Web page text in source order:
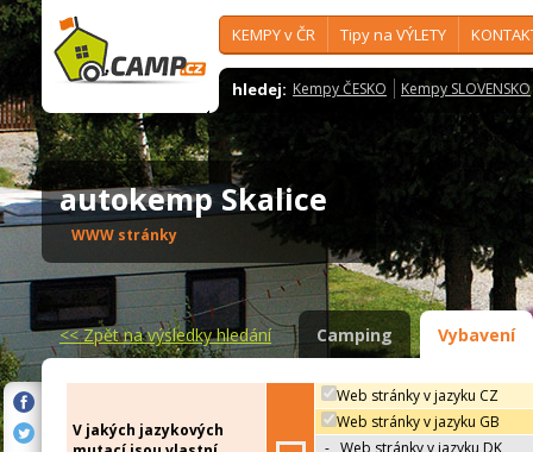
KEMPY v ČR Tipy na VÝLETY
hledej: Kempy ČESKO Kempy SLOVENSKO
autokemp Skalice
WWW stránky
<<Zpět na výsledky hledání Camping Vybavení
V jakých jazykových
Web stránky v jazyku CZ
Web stránky v jazyku GB